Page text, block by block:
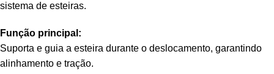
sistema de esteiras.
Função principal:
Suporta e guia a esteira durante o deslocamento, garantindo
alinhamento e tração.